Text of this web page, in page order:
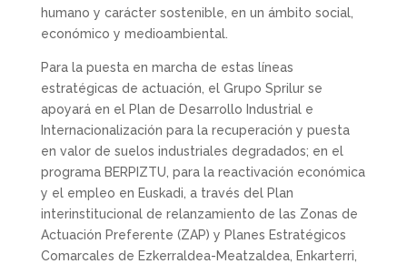
humano y carácter sostenible, en un ámbito social,
económico y medioambiental.
Para la puesta en marcha de estas líneas
estratégicas de actuación, el Grupo Sprilur se
apoyará en el Plan de Desarrollo Industrial e
Internacionalización para la recuperación y puesta
en valor de suelos industriales degradados; en el
programa BERPIZTU, para la reactivación económica
y el empleo en Euskadi, a través del Plan
interinstitucional de relanzamiento de las Zonas de
Actuación Preferente (ZAP) y Planes Estratégicos
Comarcales de Ezkerraldea-Meatzaldea, Enkarterri,